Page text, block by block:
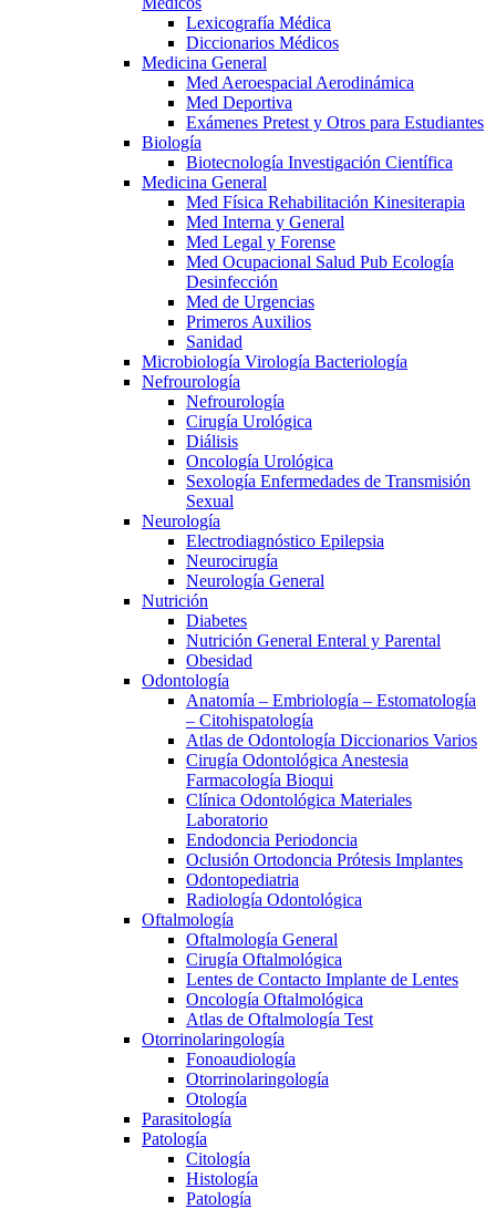
Lexicografía Médica
Diccionarios Médicos
Medicina General
Med Aeroespacial Aerodinámica
Med Deportiva
Exámenes Pretest y Otros para Estudiantes
Biología
Biotecnología Investigación Científica
Medicina General
Med Física Rehabilitación Kinesiterapia
Med Interna y General
Med Legal y Forense
Med Ocupacional Salud Pub Ecología
Desinfección
Med de Urgencias
Primeros Auxilios
Sanidad
Microbiología Virología Bacteriología
Nefrourología
Nefrourología
Cirugía Urológica
Diálisis
Oncología Urológica
Sexología Enfermedades de Transmisión
Sexual
Neurología
Electrodiagnóstico Epilepsia
Neurocirugía
Neurología General
Nutrición
Diabetes
Nutrición General Enteral y Parental
Obesidad
Odontología
Anatomía – Embriología – Estomatología
– Citohispatología
Atlas de Odontología Diccionarios Varios
Cirugía Odontológica Anestesia
Farmacología Bioqui
Clínica Odontológica Materiales
Laboratorio
Endodoncia Periodoncia
Oclusión Ortodoncia Prótesis Implantes
Odontopediatria
Radiología Odontológica
Oftalmología
Oftalmología General
Cirugía Oftalmológica
Lentes de Contacto Implante de Lentes
Oncología Oftalmológica
Atlas de Oftalmología Test
Otorrinolaringología
Fonoaudiología
Otorrinolaringología
Otología
Parasitología
Patología
Citología
Histología
Patología